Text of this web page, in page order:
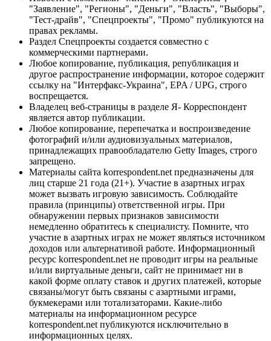
"Заявление", "Регионы", "Деньги", "Власть", "Выборы",
"Тест-драйв", "Спецпроекты", "Промо" публикуются на
правах рекламы.
Раздел Спецпроекты создается совместно с
коммерческими партнерами.
Любое копирование, публикация, републикация и
другое распространение информации, которое содержит
ссылку на "Интерфакс-Украина", EPA / UPG, строго
воспрещается.
Владелец веб-страницы в разделе Я- Корреспондент
является автор публикации.
Любое копирование, перепечатка и воспроизведение
фотографий и/или аудиовизуальных материалов,
принадлежащих правообладателю Getty Images, строго
запрещено.
Материалы сайта korrespondent.net предназначены для
лиц старше 21 года (21+). Участие в азартных играх
может вызвать игровую зависимость. Соблюдайте
правила (принципы) ответственной игры. При
обнаружении первых признаков зависимости
немедленно обратитесь к специалисту. Помните, что
участие в азартных играх не может являться источником
доходов или альтернативой работе. Информационный
ресурс korrespondent.net не проводит игры на реальные
и/или виртуальные деньги, сайт не принимает ни в
какой форме оплату ставок и других платежей, которые
связаны/могут быть связаны с азартными играми,
букмекерами или тотализаторами. Какие-либо
материалы на информационном ресурсе
korrespondent.net публикуются исключительно в
информационных целях.